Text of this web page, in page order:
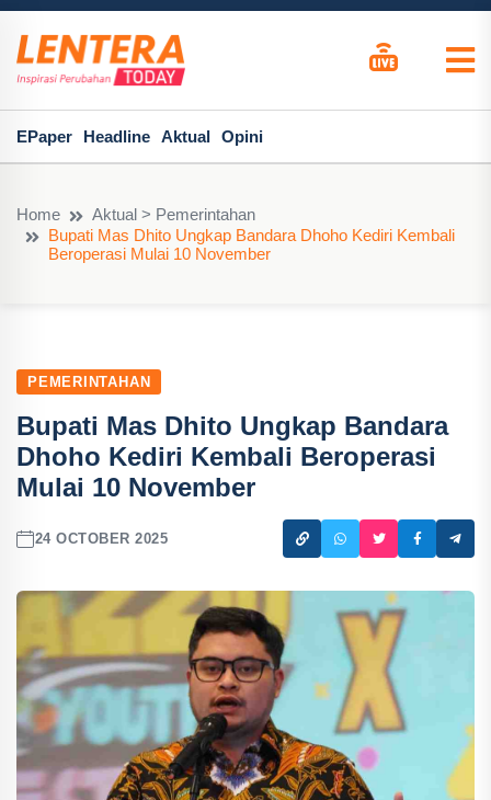
EPaper Headline Aktual Opini
Home
Aktual > Pemerintahan
Bupati Mas Dhito Ungkap Bandara Dhoho Kediri Kembali
Beroperasi Mulai 10 November
PEMERINTAHAN
Bupati Mas Dhito Ungkap Bandara
Dhoho Kediri Kembali Beroperasi
Mulai 10 November
24 OCTOBER 2025